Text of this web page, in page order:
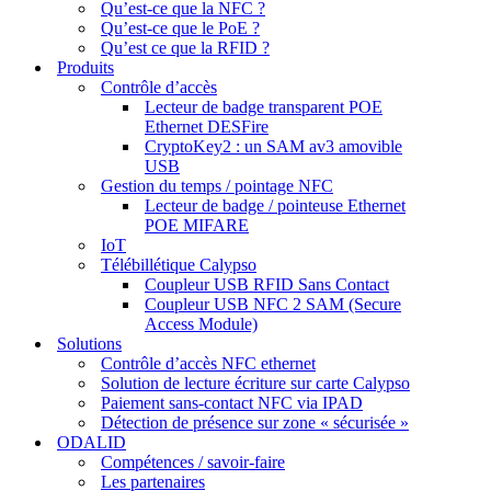
Qu’est-ce que la NFC ?
Qu’est-ce que le PoE ?
Qu’est ce que la RFID ?
Produits
Contrôle d’accès
Lecteur de badge transparent POE
Ethernet DESFire
CryptoKey2 : un SAM av3 amovible
USB
Gestion du temps / pointage NFC
Lecteur de badge / pointeuse Ethernet
POE MIFARE
IoT
Télébillétique Calypso
Coupleur USB RFID Sans Contact
Coupleur USB NFC 2 SAM (Secure
Access Module)
Solutions
Contrôle d’accès NFC ethernet
Solution de lecture écriture sur carte Calypso
Paiement sans-contact NFC via IPAD
Détection de présence sur zone « sécurisée »
ODALID
Compétences / savoir-faire
Les partenaires